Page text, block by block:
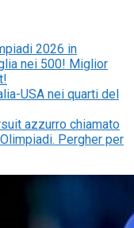
2026 in
nei 500! Miglior
USA nei quarti del
azzurro chiamato
Pergher per